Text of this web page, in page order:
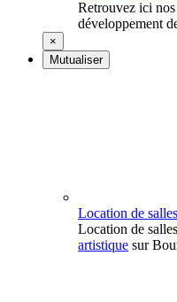
Retrouvez ici
développement
×
Mutualiser
Location de salles
Location de salles
artistique sur